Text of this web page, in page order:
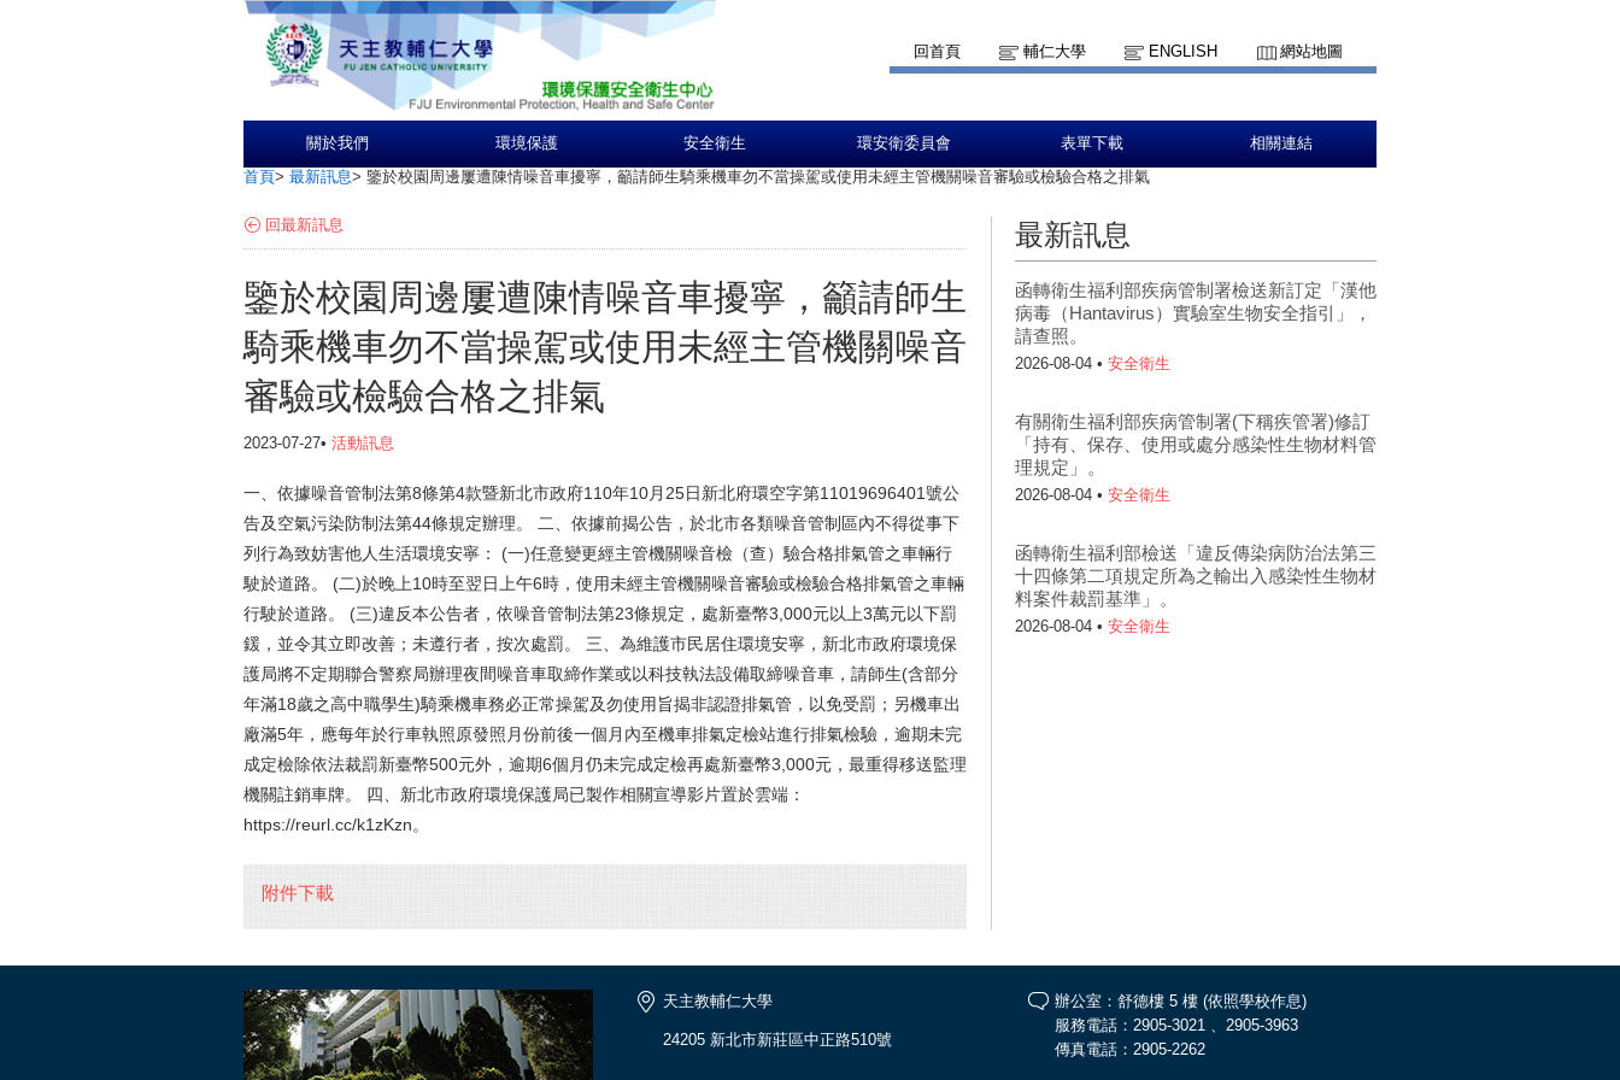
回首頁 輔仁大學 ENGLISH 網站地圖
關於我們 環境保護 安全衛生 環安衛委員會 表單下載 相關連結
首頁> 最新訊息> 鑒於校園周邊屢遭陳情噪音車擾寧，籲請師生騎乘機車勿不當操駕或使用未經主管機關噪音審驗或檢驗合格之排氣
回最新訊息
鑒於校園周邊屢遭陳情噪音車擾寧，籲請師生
騎乘機車勿不當操駕或使用未經主管機關噪音
審驗或檢驗合格之排氣
2023-07-27• 活動訊息
一、依據噪音管制法第8條第4款暨新北市政府110年10月25日新北府環空字第11019696401號公
告及空氣污染防制法第44條規定辦理。 二、依據前揭公告，於北市各類噪音管制區內不得從事下
列行為致妨害他人生活環境安寧： (一)任意變更經主管機關噪音檢（查）驗合格排氣管之車輛行
駛於道路。 (二)於晚上10時至翌日上午6時，使用未經主管機關噪音審驗或檢驗合格排氣管之車輛
行駛於道路。 (三)違反本公告者，依噪音管制法第23條規定，處新臺幣3,000元以上3萬元以下罰
鍰，並令其立即改善；未遵行者，按次處罰。 三、為維護市民居住環境安寧，新北市政府環境保
護局將不定期聯合警察局辦理夜間噪音車取締作業或以科技執法設備取締噪音車，請師生(含部分
年滿18歲之高中職學生)騎乘機車務必正常操駕及勿使用旨揭非認證排氣管，以免受罰；另機車出
廠滿5年，應每年於行車執照原發照月份前後一個月內至機車排氣定檢站進行排氣檢驗，逾期未完
成定檢除依法裁罰新臺幣500元外，逾期6個月仍未完成定檢再處新臺幣3,000元，最重得移送監理
機關註銷車牌。 四、新北市政府環境保護局已製作相關宣導影片置於雲端：
https://reurl.cc/k1zKzn。
附件下載
最新訊息
函轉衛生福利部疾病管制署檢送新訂定「漢他
病毒（Hantavirus）實驗室生物安全指引」，
請查照。
2026-08-04 • 安全衛生
有關衛生福利部疾病管制署(下稱疾管署)修訂
「持有、保存、使用或處分感染性生物材料管
理規定」。
2026-08-04 • 安全衛生
函轉衛生福利部檢送「違反傳染病防治法第三
十四條第二項規定所為之輸出入感染性生物材
料案件裁罰基準」。
2026-08-04 • 安全衛生
天主教輔仁大學
24205 新北市新莊區中正路510號
辦公室：舒德樓 5 樓 (依照學校作息)
服務電話：2905-3021 、2905-3963
傳真電話：2905-2262